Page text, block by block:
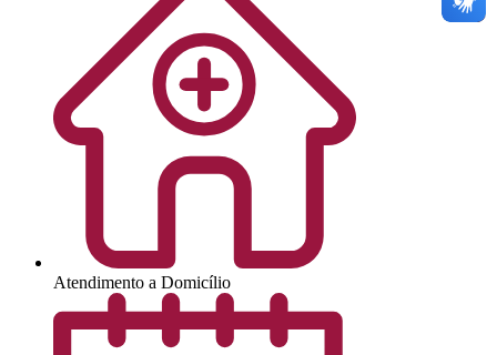
Atendimento a Domicílio